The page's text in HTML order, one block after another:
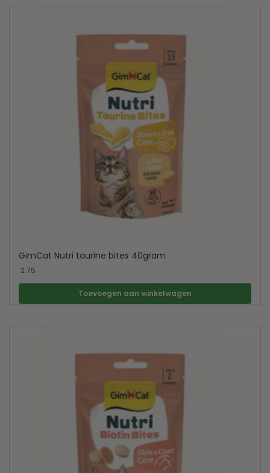
GimCat Nutri taurine bites 40gram
2.75
Toevoegen aan winkelwagen